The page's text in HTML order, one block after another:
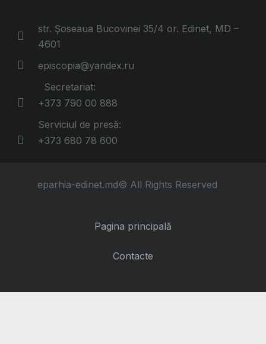
str. Șoseaua Bucovinei 35/4 or. Edinet, MD –
4601
episcopia@yandex.ru
Secretariat:
+373 790 00 888
Serviciul de presă:
+373 680 78 600
eparhia-edinet.md© All Rights Reserved
Pagina principală
Contacte